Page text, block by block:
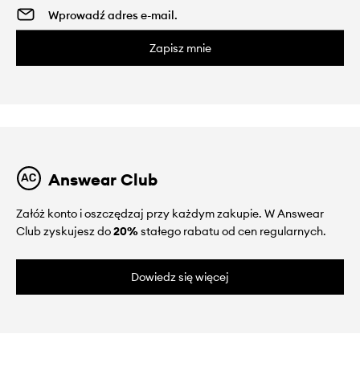
Zapisz mnie
Answear Club
Załóż konto i oszczędzaj przy każdym zakupie. W Answear
Club zyskujesz do20%stałego rabatu od cen regularnych.
Dowiedz się więcej